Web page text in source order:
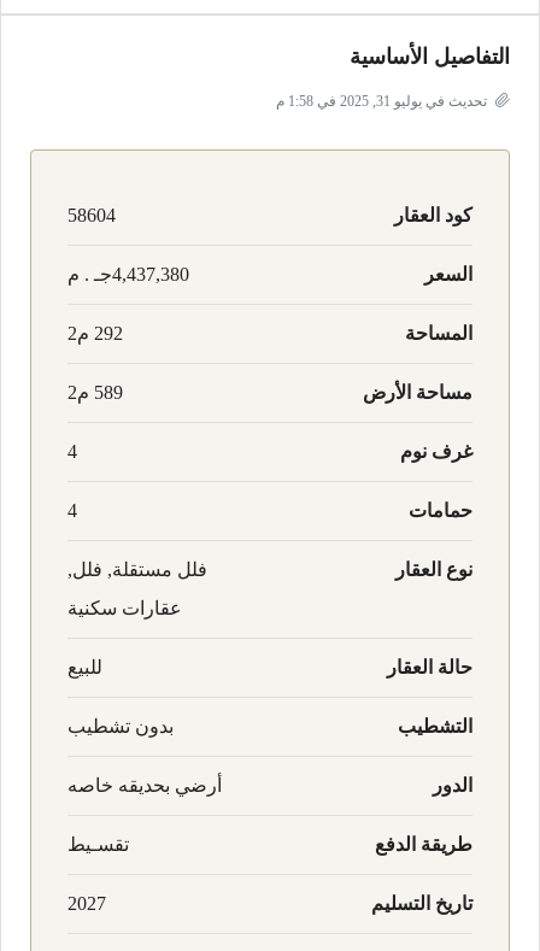
التفاصيل الأساسية
تحديث في يوليو 31, 2025 في 1:58 م
كود العقار 58604
السعر 4,437,380جـ . م
المساحة 292 م2
مساحة الأرض 589 م2
غرف نوم 4
حمامات 4
نوع العقار
فلل مستقلة, فلل,
عقارات سكنية
حالة العقار للبيع
التشطيب بدون تشطيب
الدور أرضي بحديقه خاصه
طريقة الدفع تقسـيط
تاريخ التسليم 2027